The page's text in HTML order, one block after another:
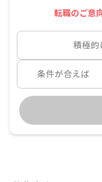
転職のご意
積極的
条件が合えば